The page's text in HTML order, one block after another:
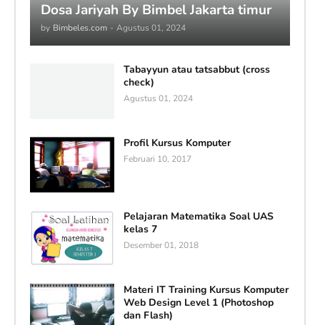
Dosa Jariyah By Bimbel Jakarta timur
by Bimbeles.com - Agustus 01, 2024
Tabayyun atau tatsabbut (cross
check)
Agustus 01, 2024
Profil Kursus Komputer
Februari 10, 2017
Pelajaran Matematika Soal UAS
kelas 7
Desember 01, 2018
Materi IT Training Kursus Komputer
Web Design Level 1 (Photoshop
dan Flash)